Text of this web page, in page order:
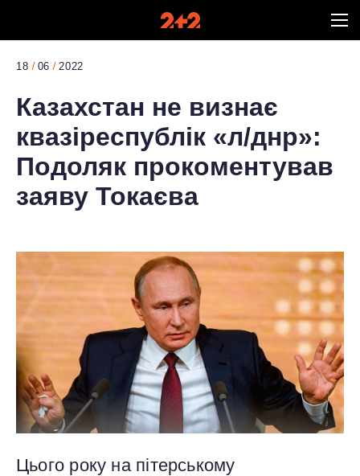
18 06 2022
Казахстан не визнає
квазіреспублік «л/днр»:
Подоляк прокоментував
заяву Токаєва
Цього року на пітерському